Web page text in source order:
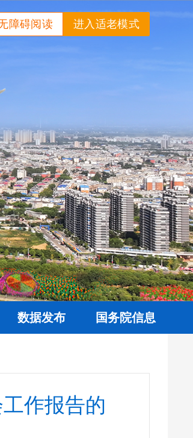
进入适老模式
障碍阅读
数据发布 国务院信息
作报告的